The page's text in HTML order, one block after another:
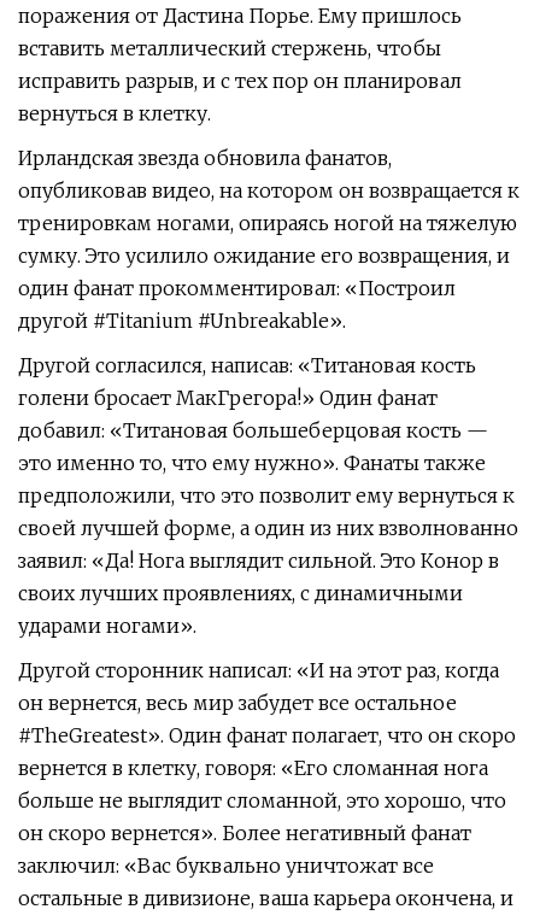
поражения от Дастина Порье. Ему пришлось
вставить металлический стержень, чтобы
исправить разрыв, и с тех пор он планировал
вернуться в клетку.
Ирландская звезда обновила фанатов,
опубликовав видео, на котором он возвращается к
тренировкам ногами, опираясь ногой на тяжелую
сумку. Это усилило ожидание его возвращения, и
один фанат прокомментировал: «Построил
другой #Titanium #Unbreakable».
Другой согласился, написав: «Титановая кость
голени бросает МакГрегора!» Один фанат
добавил: «Титановая большеберцовая кость —
это именно то, что ему нужно». Фанаты также
предположили, что это позволит ему вернуться к
своей лучшей форме, а один из них взволнованно
заявил: «Да! Нога выглядит сильной. Это Конор в
своих лучших проявлениях, с динамичными
ударами ногами».
Другой сторонник написал: «И на этот раз, когда
он вернется, весь мир забудет все остальное
#TheGreatest». Один фанат полагает, что он скоро
вернется в клетку, говоря: «Его сломанная нога
больше не выглядит сломанной, это хорошо, что
он скоро вернется». Более негативный фанат
заключил: «Вас буквально уничтожат все
остальные в дивизионе, ваша карьера окончена, и